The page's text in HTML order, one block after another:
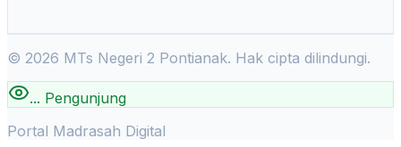
© 2026 MTs Negeri 2 Pontianak. Hak cipta dilindungi.
... Pengunjung
Portal Madrasah Digital